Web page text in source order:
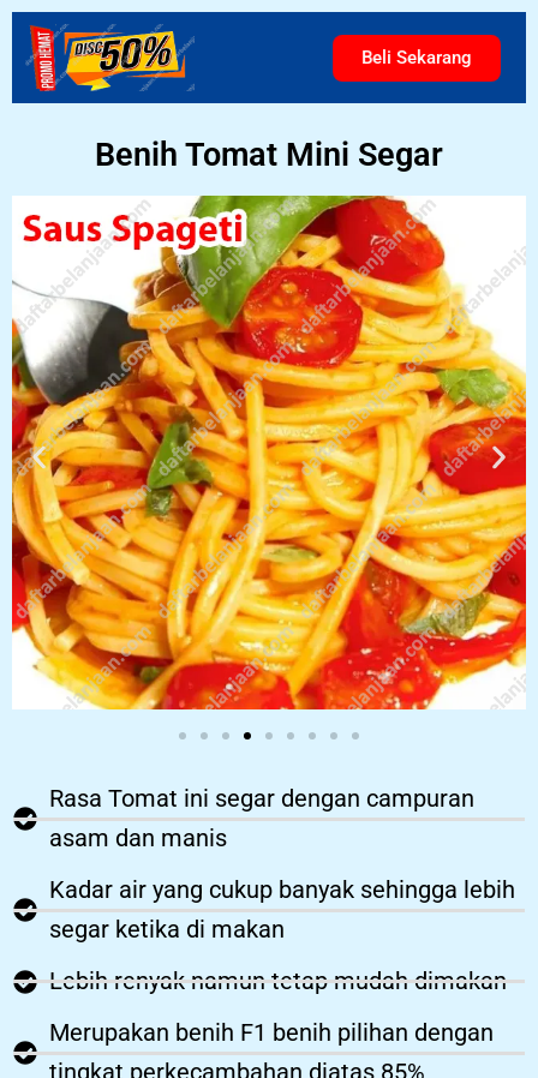
Beli Sekarang
Benih Tomat Mini Segar
Rasa Tomat ini segar dengan campuran
asam dan manis
Kadar air yang cukup banyak sehingga lebih
segar ketika di makan
Lebih renyak namun tetap mudah dimakan
Merupakan benih F1 benih pilihan dengan
tingkat perkecambahan diatas 85%